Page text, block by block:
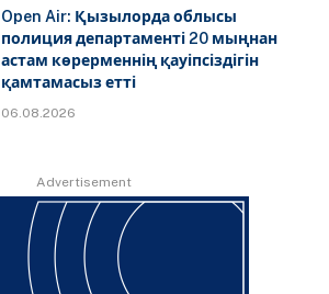
Open Air: Қызылорда облысы
полиция департаменті 20 мыңнан
астам көрерменнің қауіпсіздігін
қамтамасыз етті
06.08.2026
Advertisement